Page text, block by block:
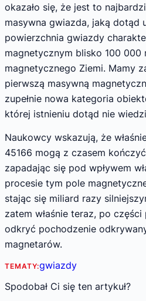
okazało się, że jest to
masywna gwiazda, jaką dotąd
powierzchnia gwiazdy
magnetycznym blisko 100 000
magnetycznego Ziemi. Mamy
pierwszą masywną
zupełnie nowa kategoria
której istnieniu dotąd nie
Naukowcy wskazują, że
45166 mogą z czasem
zapadając się pod wpływem
procesie tym pole
stając się miliard razy
zatem właśnie teraz, po
odkryć pochodzenie
magnetarów.
TEMATY:gwiazdy
Spodobał Ci się ten artykuł?